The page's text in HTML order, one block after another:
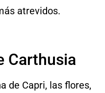
atrevidos.
Carthusia
de Capri, las flores,